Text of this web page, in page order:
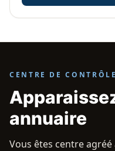
CENTRE DE
annuaire
Vous êtes centre agréé